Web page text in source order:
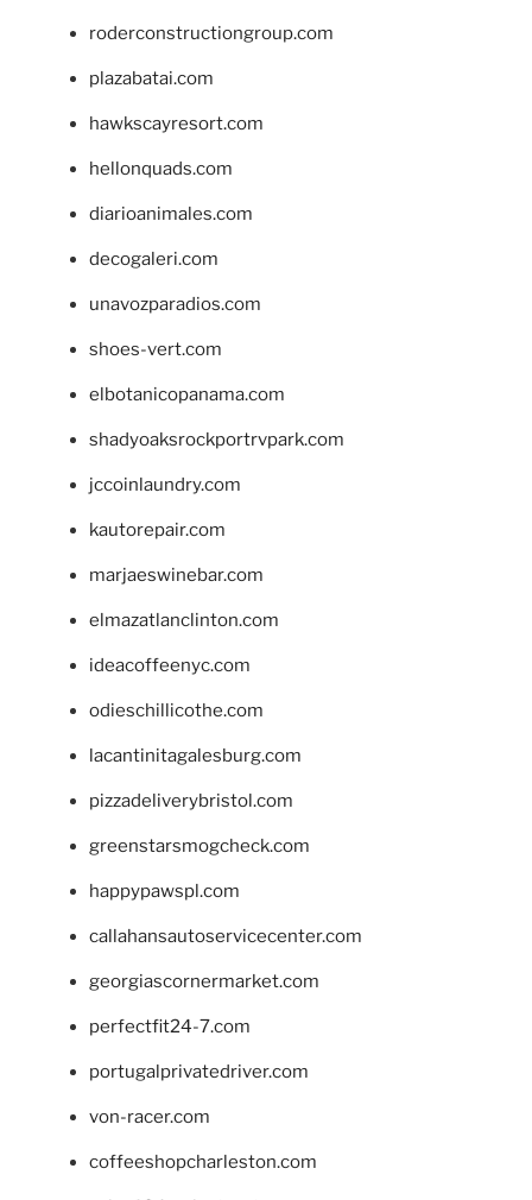
roderconstructiongroup.com
plazabatai.com
hawkscayresort.com
hellonquads.com
diarioanimales.com
decogaleri.com
unavozparadios.com
shoes-vert.com
elbotanicopanama.com
shadyoaksrockportrvpark.com
jccoinlaundry.com
kautorepair.com
marjaeswinebar.com
elmazatlanclinton.com
ideacoffeenyc.com
odieschillicothe.com
lacantinitagalesburg.com
pizzadeliverybristol.com
greenstarsmogcheck.com
happypawspl.com
callahansautoservicecenter.com
georgiascornermarket.com
perfectfit24-7.com
portugalprivatedriver.com
von-racer.com
coffeeshopcharleston.com